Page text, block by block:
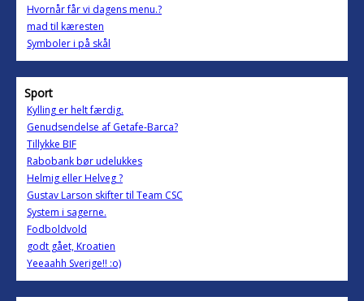
Hvornår får vi dagens menu.?
mad til kæresten
Symboler i på skål
Sport
Kylling er helt færdig.
Genudsendelse af Getafe-Barca?
Tillykke BIF
Rabobank bør udelukkes
Helmig eller Helveg ?
Gustav Larson skifter til Team CSC
System i sagerne.
Fodboldvold
godt gået, Kroatien
Yeeaahh Sverige!! :o)